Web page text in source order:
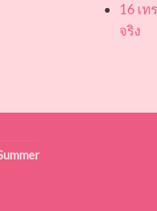
16 เ
จริง